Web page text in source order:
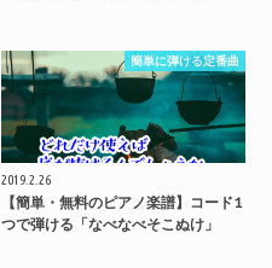
簡単に弾ける定番曲
2019.2.26
【簡単・無料のピアノ楽譜】コード1
つで弾ける「なべなべそこぬけ」